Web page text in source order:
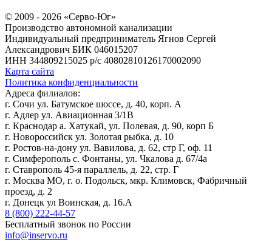
© 2009 - 2026 «Серво-Юг»
Производство автономной канализации
Индивидуальный предприниматель Ягнов Сергей
Александрович БИК 046015207
ИНН 344809215025 р/с 40802810126170002090
Карта сайта
Политика конфиденциальности
Адреса филиалов:
г. Сочи ул. Батумское шоссе, д. 40, корп. А
г. Адлер ул. Авиационная 3/1В
г. Краснодар а. Хатукай, ул. Полевая, д. 90, корп Б
г. Новороссийск ул. Золотая рыбка, д. 10
г. Ростов-на-дону ул. Вавилова, д. 62, стр Г, оф. 11
г. Симферополь с. Фонтаны, ул. Чкалова д. 67/4а
г. Ставрополь 45-я параллель, д. 22, стр. Г
г. Москва МО, г. о. Подольск, мкр. Климовск, Фабричный
проезд, д. 2
г. Донецк ул Воинская, д. 16.А
8 (800) 222-44-57
Бесплатный звонок по России
info@inservo.ru